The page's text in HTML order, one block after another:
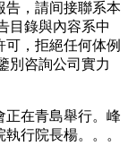
告，請间接聯系本
目錄與內容系中
，拒絕任何体例
別咨詢公司實力
在青島舉行。峰
行院長楊。。。